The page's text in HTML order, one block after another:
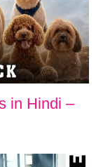
in Hindi –